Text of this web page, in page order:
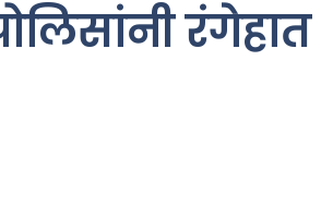
रंगेहात